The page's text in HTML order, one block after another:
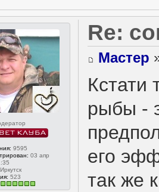
9595
03 апр
Иркутск
523
Re:
Мастер
Кстати
рыбы -
его
так же